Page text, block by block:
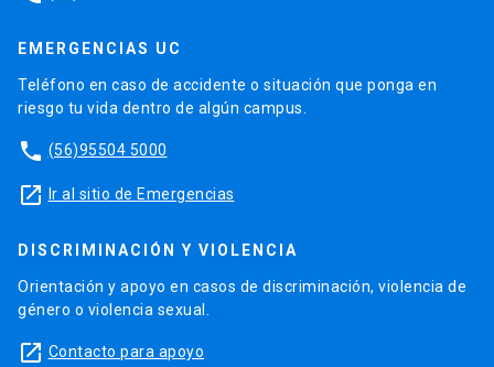
EMERGENCIAS UC
Teléfono en caso de accidente o situación que ponga en
riesgo tu vida dentro de algún campus.
phone (56)95504 5000
launch Ir al sitio de Emergencias
DISCRIMINACIÓN Y VIOLENCIA
Orientación y apoyo en casos de discriminación, violencia de
género o violencia sexual.
launch Contacto para apoyo